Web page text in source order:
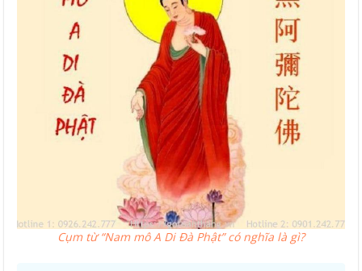
Cụm từ “Nam mô A Di Đà Phật” có nghĩa là gì?